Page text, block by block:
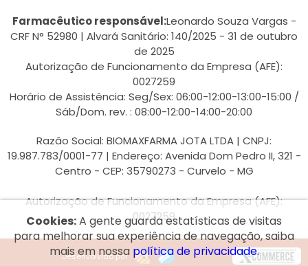
Farmacêutico responsável:Leonardo Souza Vargas -
CRF N° 52980 | Alvará Sanitário: 140/2025 - 31 de outubro
de 2025
Autorização de Funcionamento da Empresa (AFE):
0027259
Horário de Assistência: Seg/Sex: 06:00-12:00-13:00-15:00 /
Sáb/Dom. rev. : 08:00-12:00-14:00-20:00
Razão Social: BIOMAXFARMA JOTA LTDA | CNPJ:
19.987.783/0001-77 | Endereço: Avenida Dom Pedro II, 321 -
Centro - CEP: 35790273 - Curvelo - MG
Autorização de Funcionamento da Empresa (AFE):
0027259
Cookies:A gente guarda estatísticas de visitas
para melhorar sua experiência de navegação, saiba
mais em nossa política de privacidade.
Desenvolvido por